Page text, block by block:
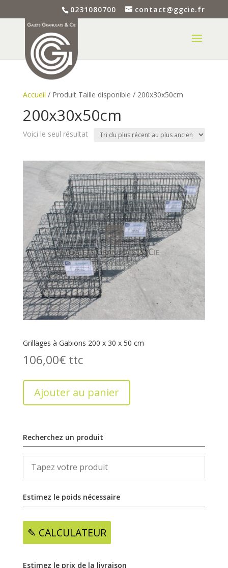
0231080700 contact@ggcie.fr
Accueil / Produit Taille disponible / 200x30x50cm
200x30x50cm
Voici le seul résultat
Grillages à Gabions 200 x 30 x 50 cm
106,00€
Ajouter au panier
Recherchez un produit
Estimez le poids nécessaire
✎ CALCULATEUR
Estimez le prix de la livraison